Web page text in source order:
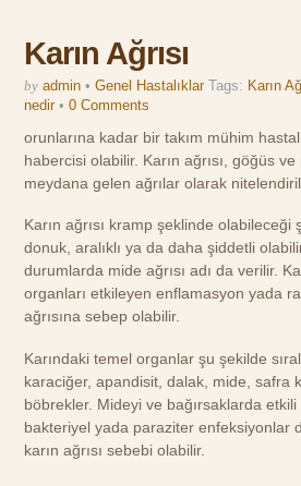
Karın Ağrısı
by admin • Genel Hastalıklar Tags: Karın
nedir •0 Comments
orunlarına kadar bir takım mühim
habercisi olabilir. Karın ağrısı, göğüs
meydana gelen ağrılar olarak
Karın ağrısı kramp şeklinde olabileceği
donuk, aralıklı ya da daha şiddetli
durumlarda mide ağrısı adı da verilir.
organları etkileyen enflamasyon yada
ağrısına sebep olabilir.
Karındaki temel organlar şu şekilde
karaciğer, apandisit, dalak, mide, safra
böbrekler. Mideyi ve bağırsaklarda etkili
bakteriyel yada paraziter enfeksiyonlar
karın ağrısı sebebi olabilir.